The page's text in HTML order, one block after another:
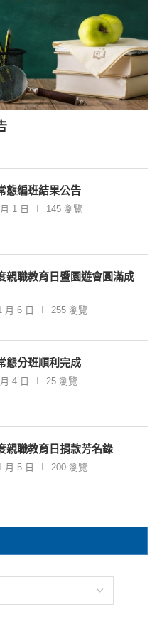
態編班結果公告
1 日 145 瀏覽
親職教育日暨園遊會圓滿成
月 6 日 255 瀏覽
態分班順利完成
4 日 25 瀏覽
親職教育日捐款芳名錄
月 5 日 200 瀏覽